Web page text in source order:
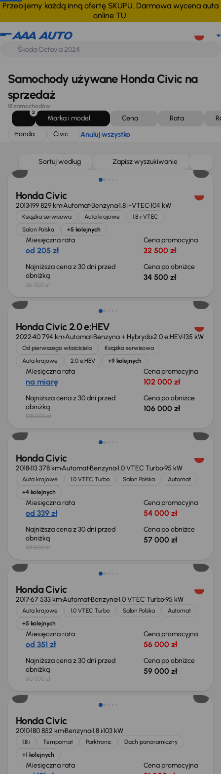
Przebijemy każdą inną ofertę SKUPU. Darmowa wycena auta
online TU.
Honda Civic Anuluj wszystko
Samochody używane Honda Civic na
sprzedaż
18 samochodów
2
Marka i model Cena Rata
Honda
Civic Anuluj wszystko
Sortuj według Zapisz wyszukiwanie
Taniej o 1 500 zł
Honda Civic
2013199 829 kmAutomatBenzyna1.8 i-VTEC104 kW
Książka serwisowa Auta krajowe
1.8 i-VTEC
Salon Polska
+5 kolejnych
Miesięczna rata
od 205 zł
Cena promocyjna
32 500 zł
Najniższa cena z 30 dni przed
obniżką
36 000 zł
Cena po obniżce
34 500 zł
Taniej o 2 000 zł
Honda Civic 2.0 e:HEV
202240 794 kmAutomatBenzyna + Hybryda2.0 e:HEV135 kW
Od pierwszego właściciela
Książka serwisowa
Auta krajowe
2.0 e:HEV +9 kolejnych
Miesięczna rata
na miarę
Cena promocyjna
102 000 zł
Najniższa cena z 30 dni przed
obniżką
108 000 zł
Cena po obniżce
106 000 zł
Taniej o 1 500 zł
Honda Civic
2018113 378 kmAutomatBenzyna1.0 VTEC Turbo95 kW
Auta krajowe 1.0 VTEC Turbo Salon Polska
Automat
+4 kolejnych
Miesięczna rata
od 339 zł
Cena promocyjna
54 000 zł
Najniższa cena z 30 dni przed
obniżką
58 500 zł
Cena po obniżce
57 000 zł
Taniej o 1 000 zł
Honda Civic
201767 533 kmAutomatBenzyna1.0 VTEC Turbo95 kW
Auta krajowe 1.0 VTEC Turbo Salon Polska
Automat
+5 kolejnych
Miesięczna rata
od 351 zł
Cena promocyjna
56 000 zł
Najniższa cena z 30 dni przed
obniżką
60 000 zł
Cena po obniżce
59 000 zł
Świeżo skupione
Honda Civic
2010180 852 kmBenzyna1.8 i103 kW
1.8 i Tempomat Parktronic
Dach panoramiczny
+1 kolejnych
Miesięczna rata Cena promocyjna